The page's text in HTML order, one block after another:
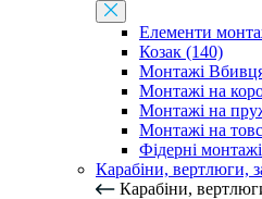
Елементи
Козак (140)
Монтажі
Монтажі на
Монтажі на
Монтажі на
Фідерні
Карабіни, вертлюги,
Карабіни,